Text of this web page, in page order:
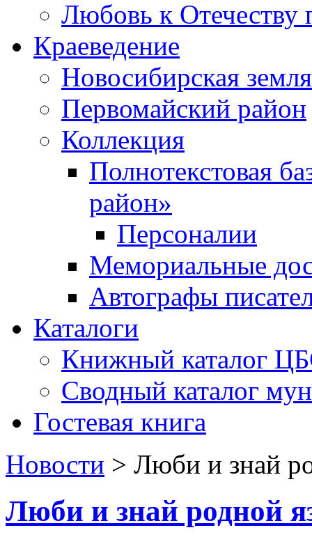
Любовь к Отечеству
Краеведение
Новосибирская земля
Первомайский район
Коллекция
Полнотекстовая
район»
Персоналии
Мемориальные
Автографы
Каталоги
Книжный каталог
Сводный каталог
Гостевая книга
Новости > Люби и знай
Люби и знай родной